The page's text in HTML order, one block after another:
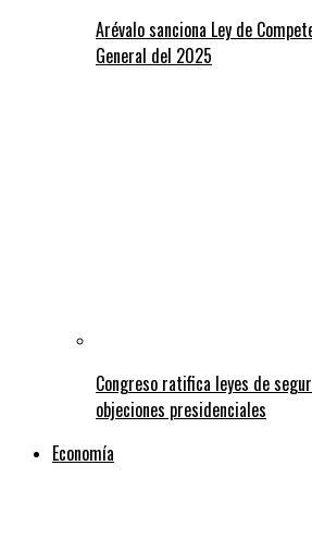
Arévalo sanciona Ley de
General del 2025
Congreso ratifica leyes de
objeciones presidenciales
Economía